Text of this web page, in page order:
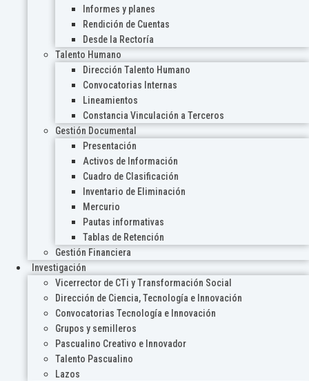
Informes y planes
Rendición de Cuentas
Desde la Rectoría
Talento Humano
Dirección Talento Humano
Convocatorias Internas
Lineamientos
Constancia Vinculación a Terceros
Gestión Documental
Presentación
Activos de Información
Cuadro de Clasificación
Inventario de Eliminación
Mercurio
Pautas informativas
Tablas de Retención
Gestión Financiera
Investigación
Vicerrector de CTi y Transformación Social
Dirección de Ciencia, Tecnología e Innovación
Convocatorias Tecnología e Innovación
Grupos y semilleros
Pascualino Creativo e Innovador
Talento Pascualino
Lazos